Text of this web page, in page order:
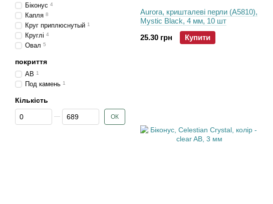
Aurora, кришталеві перли (А5810),
Mystic Black, 4 мм, 10 шт
25.30 грн
Купити
Біконус 4
Капля 8
Круг приплюснутый 1
Круглі 4
Овал 5
покриття
AB 1
Под камень 1
Кількість
Від Кількість
До Кількість ОК